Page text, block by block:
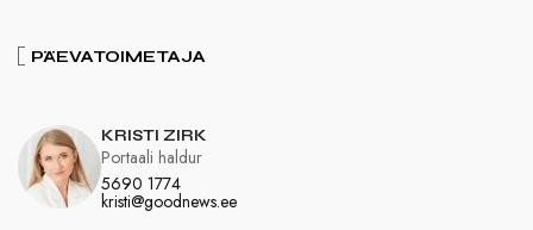
PÄEVATOIMETAJA
KRISTI ZIRK
5690 1774
kristi@goodnews.ee
Portaali haldur